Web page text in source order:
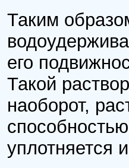
Таким
его
Такой
наоборот,
уплотняется